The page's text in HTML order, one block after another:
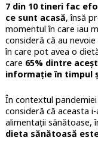
7 din 10 tineri fac
ce sunt acasă, însă
momentul în care iau
consideră că au
în care pot avea o
care 65% dintre
informație în timpul
În contextul
consideră că aceasta
alimentații sănătoase,
dieta sănătoasă